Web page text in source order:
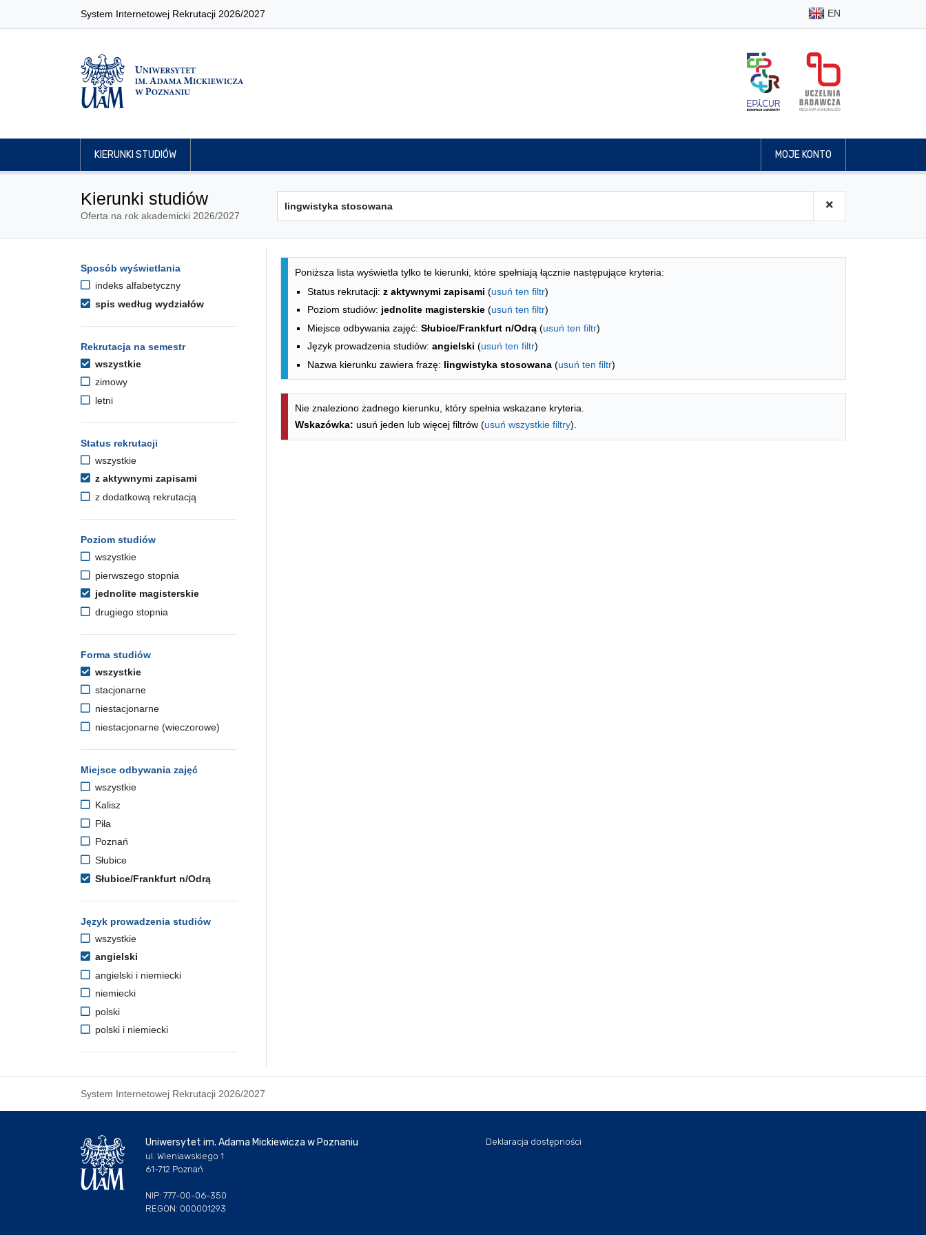
System Internetowej Rekrutacji 2026/2027 EN
KIERUNKI STUDIÓW MOJE KONTO
Kierunki studiów
Oferta na rok akademicki 2026/2027
Opcje filtrowania kierunków studiów
Przejdź do listy kierunków
Sposób wyświetlania
indeks alfabetyczny
spis według wydziałów
Rekrutacja na semestr
wszystkie
zimowy
letni
Status rekrutacji
wszystkie
z aktywnymi zapisami
z dodatkową rekrutacją
Poziom studiów
wszystkie
pierwszego stopnia
jednolite magisterskie
drugiego stopnia
Forma studiów
wszystkie
stacjonarne
niestacjonarne
niestacjonarne (wieczorowe)
Miejsce odbywania zajęć
wszystkie
Kalisz
Piła
Poznań
Słubice
Słubice/Frankfurt n/Odrą
Język prowadzenia studiów
wszystkie
angielski
angielski i niemiecki
niemiecki
polski
polski i niemiecki
Lista kierunków - spis według wydziałów
Poniższa lista wyświetla tylko te kierunki, które spełniają łącznie następujące kryteria:
Status rekrutacji: z aktywnymi zapisami (usuń ten filtr)
Poziom studiów: jednolite magisterskie (usuń ten filtr)
Miejsce odbywania zajęć: Słubice/Frankfurt n/Odrą (usuń ten filtr)
Język prowadzenia studiów: angielski (usuń ten filtr)
Nazwa kierunku zawiera frazę: lingwistyka stosowana (usuń ten filtr)
Nie znaleziono żadnego kierunku, który spełnia wskazane kryteria.
Wskazówka: usuń jeden lub więcej filtrów (usuń wszystkie filtry).
System Internetowej Rekrutacji 2026/2027
Uniwersytet im. Adama Mickiewicza w Poznaniu
ul. Wieniawskiego 1
61-712 Poznań
NIP: 777-00-06-350
REGON: 000001293
Deklaracja dostępności